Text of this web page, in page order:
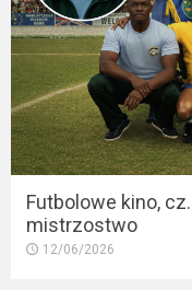
Futbolowe kino,
mistrzostwo
12/06/2026